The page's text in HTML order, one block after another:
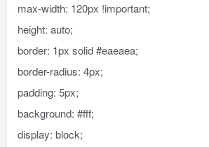
max-width: 120px !important;
height: auto;
border: 1px solid #eaeaea;
border-radius: 4px;
padding: 5px;
background: #fff;
display: block;